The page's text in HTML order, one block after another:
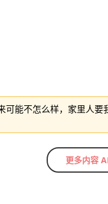
可能不怎么样，家里人要
更多内容